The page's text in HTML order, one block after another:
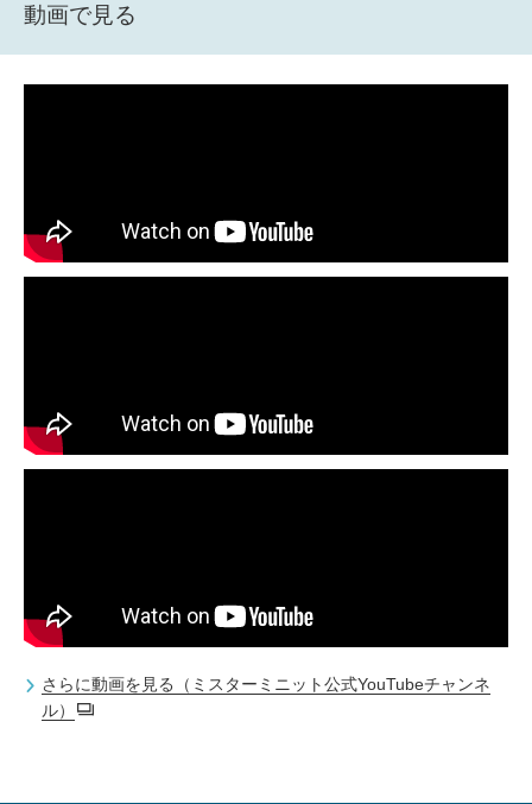
動画で見る
さらに動画を見る（ミスターミニット公式YouTubeチャンネ
ル）